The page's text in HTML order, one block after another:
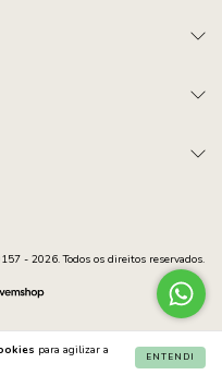
para agilizar a
ENTENDI
- 2026. Todos os direitos reservados.